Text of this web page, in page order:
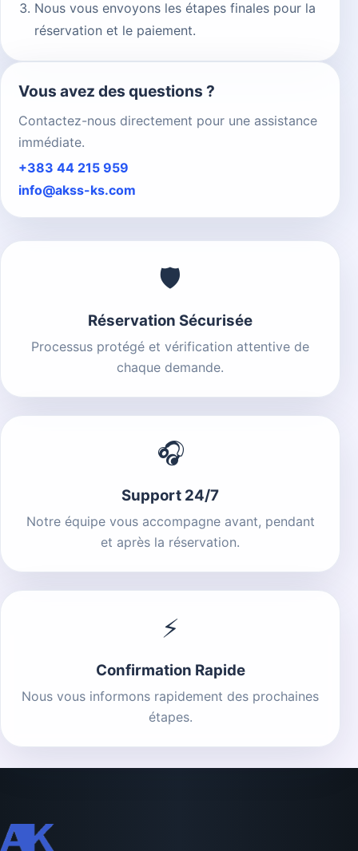
Nous vous envoyons les étapes finales pour la
réservation et le paiement.
Vous avez des questions ?
Contactez-nous directement pour une assistance
immédiate.
+383 44 215 959
info@akss-ks.com
🛡
Réservation Sécurisée
Processus protégé et vérification attentive de
chaque demande.
🎧
Support 24/7
Notre équipe vous accompagne avant, pendant
et après la réservation.
⚡
Confirmation Rapide
Nous vous informons rapidement des prochaines
étapes.